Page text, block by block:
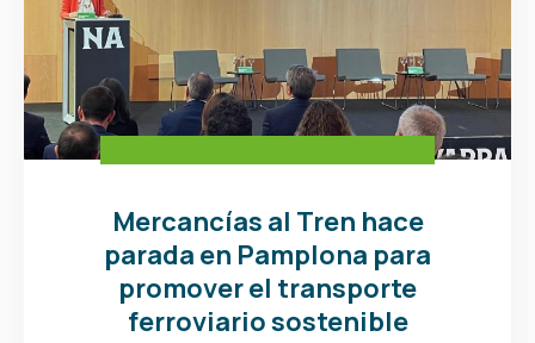
Mercancías al Tren hace
parada en Pamplona para
promover el transporte
ferroviario sostenible